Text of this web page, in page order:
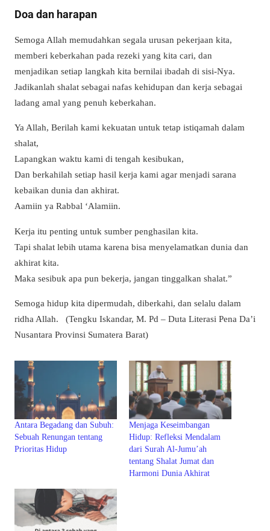
Doa dan harapan
Semoga Allah memudahkan segala urusan pekerjaan kita,
memberi keberkahan pada rezeki yang kita cari, dan
menjadikan setiap langkah kita bernilai ibadah di sisi-Nya.
Jadikanlah shalat sebagai nafas kehidupan dan kerja sebagai
ladang amal yang penuh keberkahan.
Ya Allah, Berilah kami kekuatan untuk tetap istiqamah dalam
shalat,
Lapangkan waktu kami di tengah kesibukan,
Dan berkahilah setiap hasil kerja kami agar menjadi sarana
kebaikan dunia dan akhirat.
Aamiin ya Rabbal ‘Alamiin.
Kerja itu penting untuk sumber penghasilan kita.
Tapi shalat lebih utama karena bisa menyelamatkan dunia dan
akhirat kita.
Maka sesibuk apa pun bekerja, jangan tinggalkan shalat.”
Semoga hidup kita dipermudah, diberkahi, dan selalu dalam
ridha Allah. (Tengku Iskandar, M. Pd – Duta Literasi Pena Da’i
Nusantara Provinsi Sumatera Barat)
Antara Begadang dan Subuh:
Sebuah Renungan tentang
Prioritas Hidup
Menjaga Keseimbangan
Hidup: Refleksi Mendalam
dari Surah Al-Jumu’ah
tentang Shalat Jumat dan
Harmoni Dunia Akhirat